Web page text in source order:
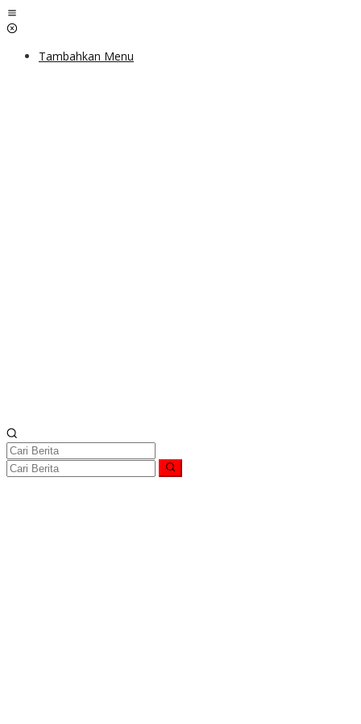
Lewati
ke
Tambahkan Menu